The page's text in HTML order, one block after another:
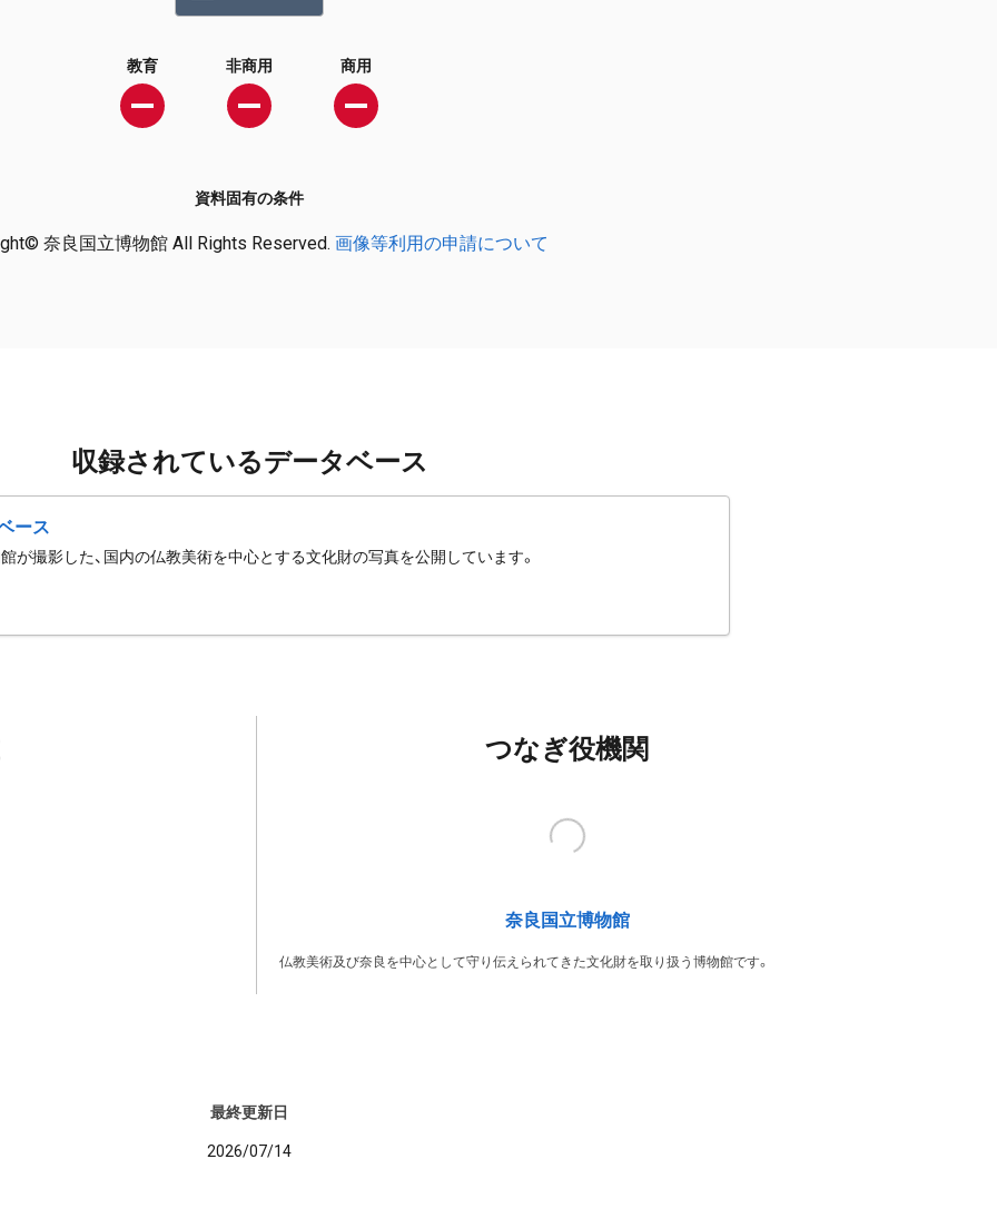
教育 非商用 商用
資料固有の条件
奈良国立博物館 All Rights Reserved. 画像等利用の申請について
収録されているデータベース
ース
が撮影した、国内の仏教美術を中心とする文化財の写真を公開しています。
つなぎ役機関
奈良国立博物館
仏教美術及び奈良を中心として守り伝えられてきた文化財を取り扱う博物館です。
最終更新日
2026/07/14